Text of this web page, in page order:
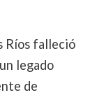
Ríos falleció
legado
de